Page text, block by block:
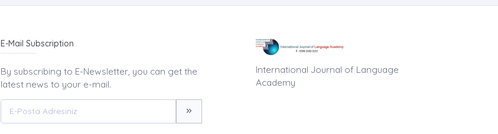
E-Mail Subscription
By subscribing to E-Newsletter, you can get the
latest news to your e-mail.
International Journal of Language
Academy